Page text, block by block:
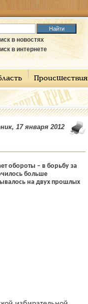
в новостях
в интернете
Происшествия
17 января 2012
обороты – в борьбу за
больше
на двух прошлых